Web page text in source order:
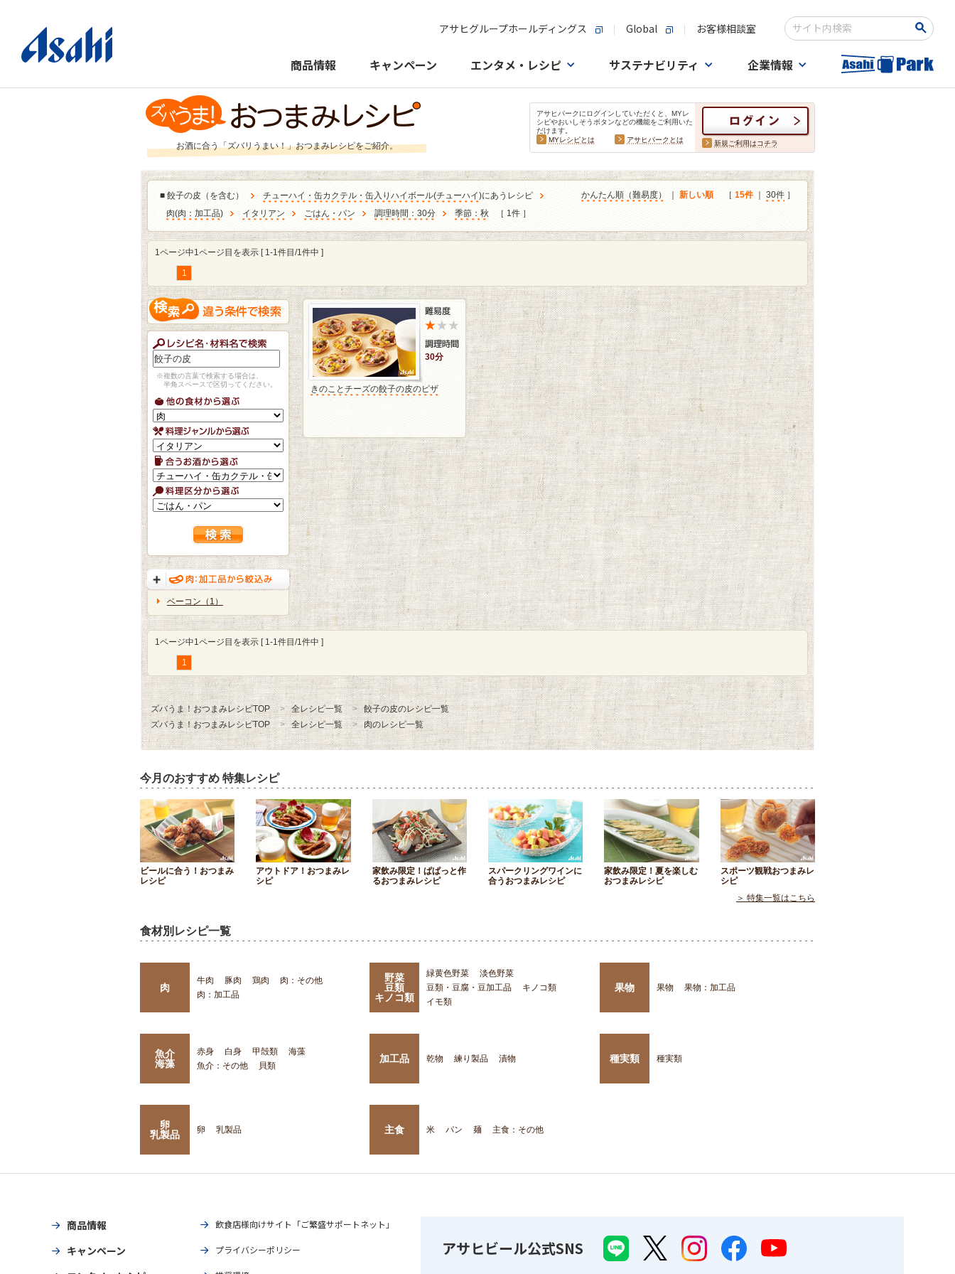
アサヒグループホールディングス Global お客様相談室
検索キーワード入力
商品情報 キャンペーン エンタメ・レシピ サステナビリティ 企業情報
お酒に合う「ズバリうまい！」おつまみレシピをご紹介。
アサヒパークにログインしていただくと、MYレ
シピやおいしそうボタンなどの機能をご利用いた
だけます。
MYレシピとは
アサヒパークとは 新規ご利用はコチラ
■ 餃子の皮（を含む） チューハイ・缶カクテル・缶入りハイボール(チューハイ)にあうレシピ
肉(肉：加工品) イタリアン ごはん・パン 調理時間：30分 季節：秋 ［ 1件 ］
かんたん順（難易度） 新しい順 ［ 15件｜ 30件 ］
1ページ中1ページ目を表示 [ 1-1件目/1件中 ]
1
※複数の言葉で検索する場合は、
半角スペースで区切ってください。
ベーコン（1）
30分
きのことチーズの餃子の皮のピザ
1ページ中1ページ目を表示 [ 1-1件目/1件中 ]
1
ズバうま！おつまみレシピTOP 全レシピ一覧
餃子の皮のレシピ一覧
ズバうま！おつまみレシピTOP
全レシピ一覧 肉のレシピ一覧
今月のおすすめ 特集レシピ
ビールに合う！おつまみ
レシピ
アウトドア！おつまみレ
シピ
家飲み限定！ぱぱっと作
るおつまみレシピ
スパークリングワインに
合うおつまみレシピ
家飲み限定！夏を楽しむ
おつまみレシピ
スポーツ観戦おつまみレ
シピ
＞ 特集一覧はこちら
食材別レシピ一覧
肉
牛肉 豚肉 鶏肉
肉：その他
肉：加工品
野菜
豆類
キノコ類
緑黄色野菜
淡色野菜
豆類・豆腐・豆加工品
キノコ類
イモ類
果物 果物 果物：加工品
魚介
海藻
赤身 白身 甲殻類
海藻
魚介：その他
貝類
加工品 乾物 練り製品 漬物 種実類 種実類
卵
乳製品
卵 乳製品 主食 米 パン 麺 主食：その他
商品情報
キャンペーン
飲食店様向けサイト「ご繁盛サポートネット」
プライバシーポリシー アサヒビール公式SNS